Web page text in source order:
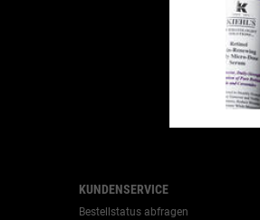
KUNDENSERVICE
Bestellstatus abfragen